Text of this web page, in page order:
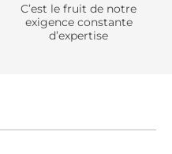
C’est le fruit de notre
exigence constante
d’expertise